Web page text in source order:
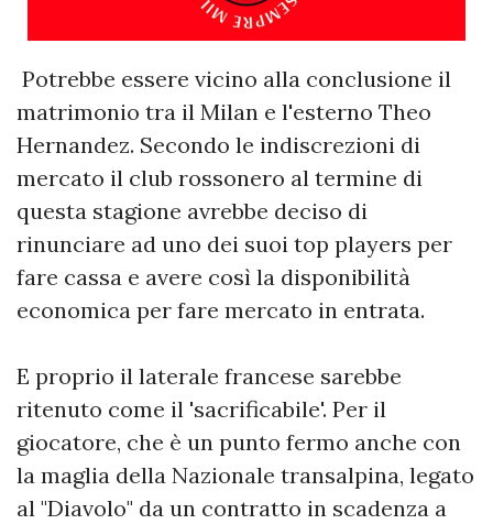
Potrebbe essere vicino alla conclusione il
matrimonio tra il Milan e l'esterno Theo
Hernandez. Secondo le indiscrezioni di
mercato il club rossonero al termine di
questa stagione avrebbe deciso di
rinunciare ad uno dei suoi top players per
fare cassa e avere così la disponibilità
economica per fare mercato in entrata.
E proprio il laterale francese sarebbe
ritenuto come il 'sacrificabile'. Per il
giocatore, che è un punto fermo anche con
la maglia della Nazionale transalpina, legato
al "Diavolo" da un contratto in scadenza a